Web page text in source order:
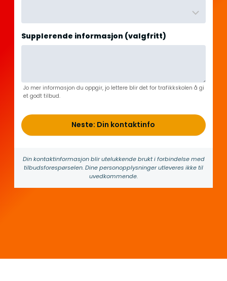
o
l
d
Supplerende informasjon (valgfritt)
Jo mer informasjon du oppgir, jo lettere blir det for trafikkskolen å gi
et godt tilbud.
Neste: Din kontaktinfo
Din kontakt­informasjon blir utelukkende brukt i forbindelse med
tilbuds­forespørselen. Dine person­­opplysninger utleveres ikke til
uvedkommende.